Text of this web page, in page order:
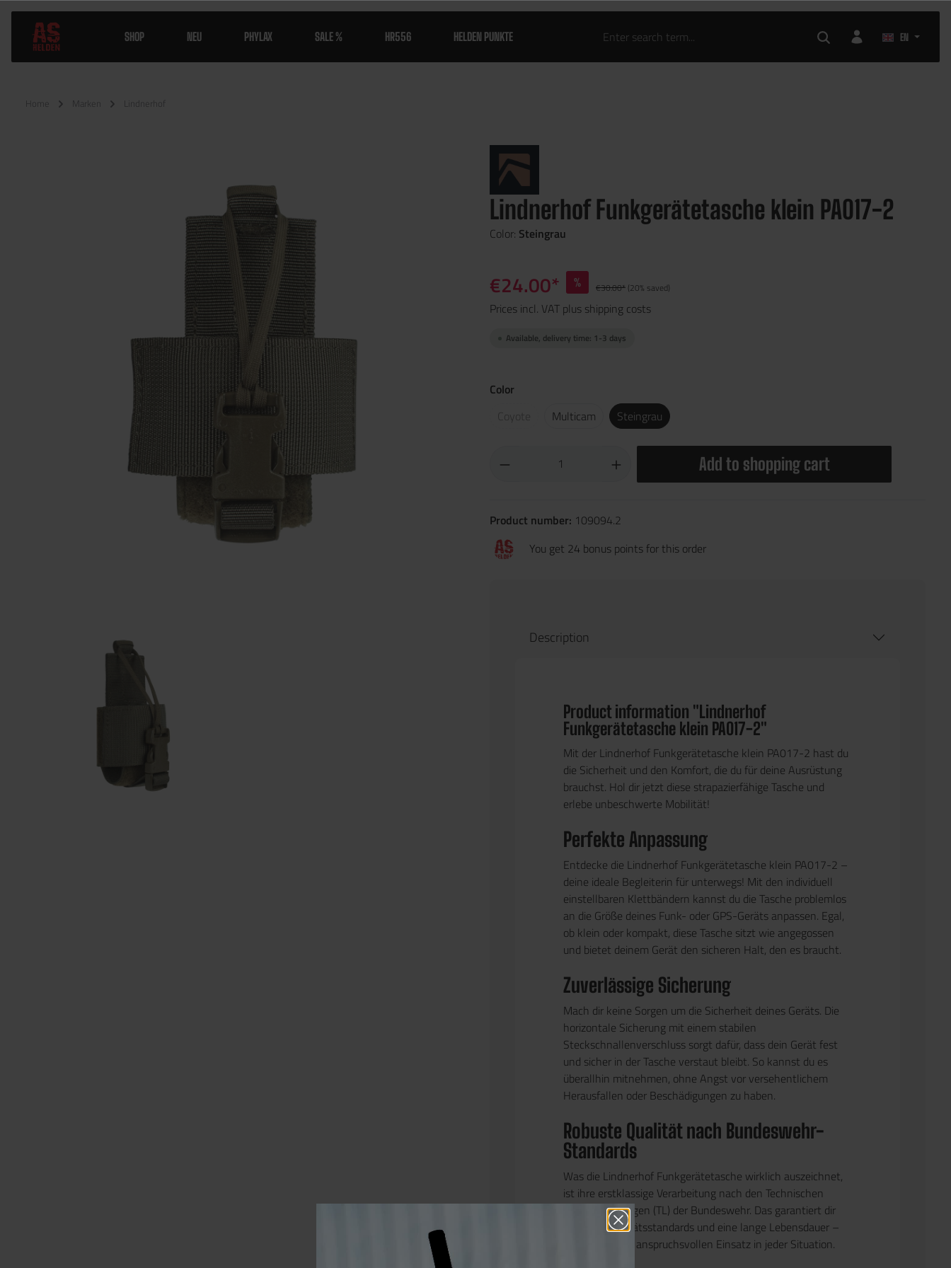
SHOP NEU PHYLAX SALE % HR556 HELDEN PUNKTE EN
Home Marken Lindnerhof
Lindnerhof Funkgerätetasche klein PA017-2
Color: Steingrau
€24.00* % €30.00* (20% saved)
Prices incl. VAT plus shipping costs
Available, delivery time: 1-3 days
Color
Coyote
Multicam Steingrau
Add to shopping cart
Product number: 109094.2
You get 24 bonus points for this order
Description
Product information "Lindnerhof
Funkgerätetasche klein PA017-2"
Mit der Lindnerhof Funkgerätetasche klein PA017-2 hast du
die Sicherheit und den Komfort, die du für deine Ausrüstung
brauchst. Hol dir jetzt diese strapazierfähige Tasche und
erlebe unbeschwerte Mobilität!
Perfekte Anpassung
Entdecke die Lindnerhof Funkgerätetasche klein PA017-2 –
deine ideale Begleiterin für unterwegs! Mit den individuell
einstellbaren Klettbändern kannst du die Tasche problemlos
an die Größe deines Funk- oder GPS-Geräts anpassen. Egal,
ob klein oder kompakt, diese Tasche sitzt wie angegossen
und bietet deinem Gerät den sicheren Halt, den es braucht.
Zuverlässige Sicherung
Mach dir keine Sorgen um die Sicherheit deines Geräts. Die
horizontale Sicherung mit einem stabilen
Steckschnallenverschluss sorgt dafür, dass dein Gerät fest
und sicher in der Tasche verstaut bleibt. So kannst du es
überallhin mitnehmen, ohne Angst vor versehentlichem
Herausfallen oder Beschädigungen zu haben.
Robuste Qualität nach Bundeswehr-
Standards
Was die Lindnerhof Funkgerätetasche wirklich auszeichnet,
ist ihre erstklassige Verarbeitung nach den Technischen
Lieferbedingungen (TL) der Bundeswehr. Das garantiert dir
höchste Qualitätsstandards und eine lange Lebensdauer –
perfekt für den anspruchsvollen Einsatz in jeder Situation.